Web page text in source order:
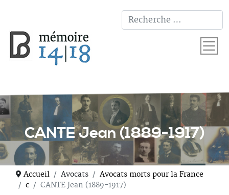
CANTE Jean (1889-1917)
Accueil Avocats
Avocats morts pour la France
c
CANTE Jean (1889-1917)